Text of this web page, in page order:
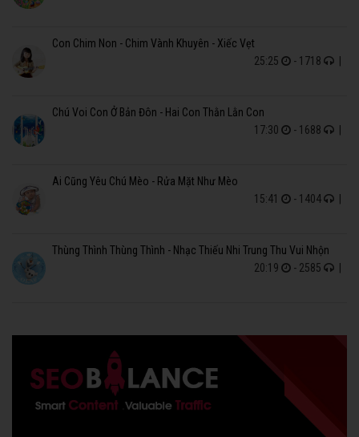
Con Chim Non - Chim Vành Khuyên - Xiếc Vẹt
25:25
- 1718 |
Chú Voi Con Ở Bản Đôn - Hai Con Thằn Lằn Con
17:30
- 1688 |
Ai Cũng Yêu Chú Mèo - Rửa Mặt Như Mèo
15:41
- 1404 |
Thùng Thình Thùng Thình - Nhạc Thiếu Nhi Trung Thu Vui Nhộn
20:19
- 2585 |